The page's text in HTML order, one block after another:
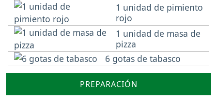
1 unidad de pimiento
rojo
1 unidad de masa de
pizza
6 gotas de tabasco
PREPARACIÓN